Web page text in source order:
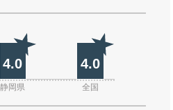
4.0 4.0
静岡県 全国